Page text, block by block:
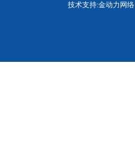
技术支持:金动力网络